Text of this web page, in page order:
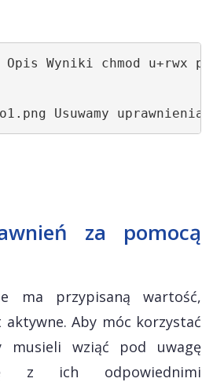
Opis Wyniki chmod u+rwx
Usuwamy
za pomocą
ma przypisaną wartość,
Aby móc korzystać
musieli wziąć pod uwagę
z ich odpowiednimi